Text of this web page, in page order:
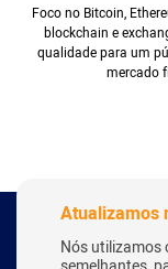
Foco no Bitcoin,
blockchain e
qualidade para um
mercado
Copyright
Atualizamos
Nós utilizamos